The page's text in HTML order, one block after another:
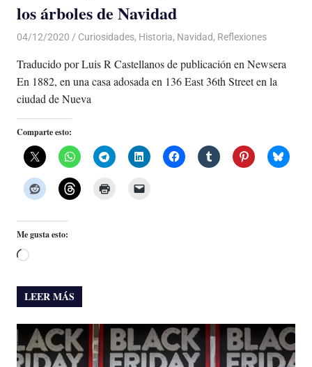
los árboles de Navidad
04/12/2020 De todo un Poco
Curiosidades, Historia, Navidad, Reflexiones
Traducido por Luis R Castellanos de publicación en Newsera
En 1882, en una casa adosada en 136 East 36th Street en la
ciudad de Nueva
Comparte esto:
Me gusta esto:
Cargando...
LEER MÁS